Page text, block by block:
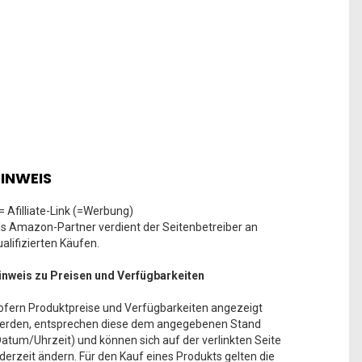
Afilliate-Link (=Werbung)
Amazon-Partner verdient der Seitenbetreiber an
Käufen.
zu Preisen und Verfügbarkeiten
Produktpreise und Verfügbarkeiten angezeigt
entsprechen diese dem angegebenen Stand
Uhrzeit) und können sich auf der verlinkten Seite
ändern. Für den Kauf eines Produkts gelten die